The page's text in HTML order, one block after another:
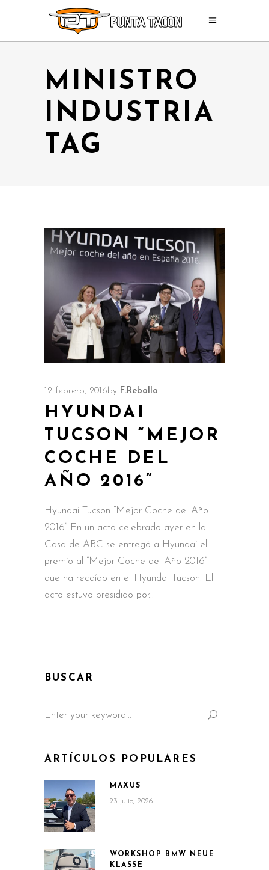
MINISTRO
INDUSTRIA
TAG
12 febrero, 2016by F.Rebollo
HYUNDAI
TUCSON “MEJOR
COCHE DEL
AÑO 2016”
Hyundai Tucson “Mejor Coche del Año
2016” En un acto celebrado ayer en la
Casa de ABC se entregó a Hyundai el
premio al “Mejor Coche del Año 2016”
que ha recaído en el Hyundai Tucson. El
acto estuvo presidido por
BUSCAR
for:
ARTÍCULOS POPULARES
MAXUS
23 julio, 2026
WORKSHOP BMW NEUE
KLASSE